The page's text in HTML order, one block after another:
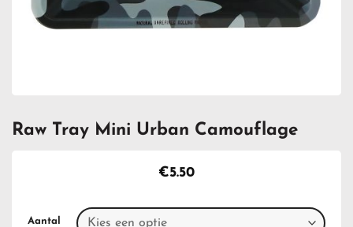
Raw Tray Mini Urban Camouflage
€5.50
Aantal